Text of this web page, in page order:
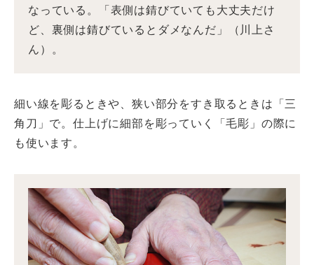
なっている。「表側は錆びていても大丈夫だけ
ど、裏側は錆びているとダメなんだ」（川上さ
ん）。
細い線を彫るときや、狭い部分をすき取るときは「三
角刀」で。仕上げに細部を彫っていく「毛彫」の際に
も使います。